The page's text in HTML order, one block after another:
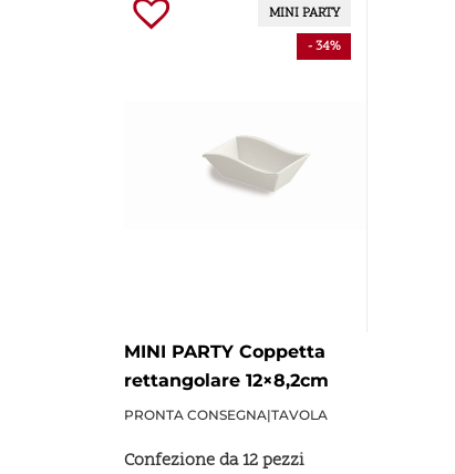
MINI PARTY Coppetta
rettangolare 12×8,2cm
h4,4cm - 12 Pezzi
PRONTA CONSEGNA|TAVOLA
Confezione da 12 pezzi
- 34%
MINI PARTY